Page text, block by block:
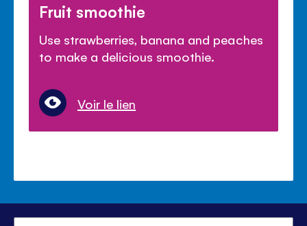
Fruit smoothie
Use strawberries, banana and peaches
to make a delicious smoothie.
Voir le lien